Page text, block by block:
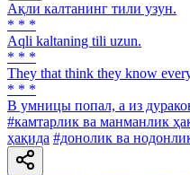
Ақли калтанинг тили узун.
* * *
Аqli kaltaning tili uzun.
* * *
They that think they know
* * *
В умницы попал, а из
#камтарлик ва манманлик
ҳақида #донолик ва